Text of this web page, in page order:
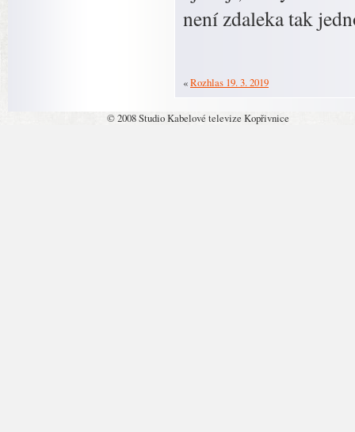
není zdaleka tak
«Rozhlas 19. 3. 2019
© 2008 Studio Kabelové televize Kopřivnice